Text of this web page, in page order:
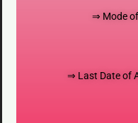
⇒ Mode
⇒ Last Date of